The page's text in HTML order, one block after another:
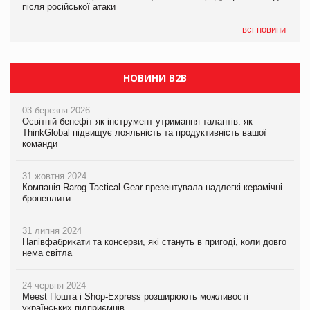
після російської атаки
всі новини
Сергій Лісунов про заморожені хлібобулочні вироби на
після російської атаки
НОВИНИ B2B
03 березня 2026
Освітній бенефіт як інструмент утримання талантів: як
ThinkGlobal підвищує лояльність та продуктивність вашої
команди
31 жовтня 2024
Компанія Rarog Tactical Gear презентувала надлегкі керамічні
бронеплити
31 липня 2024
Напівфабрикати та консерви, які стануть в пригоді, коли довго
нема світла
24 червня 2024
Meest Пошта і Shop-Express розширюють можливості
українських підприємців